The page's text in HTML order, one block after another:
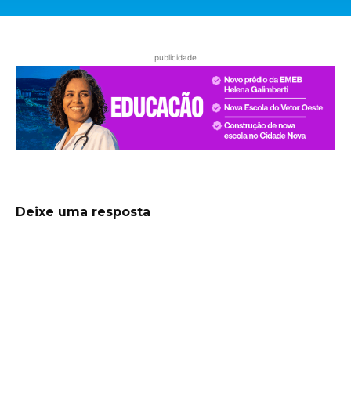
publicidade
Deixe uma resposta